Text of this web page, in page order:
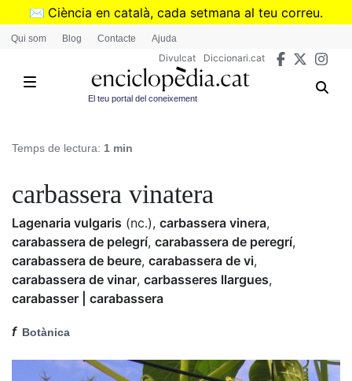
Vés
✉️ Ciència en català, cada setmana al teu correu.
➜Subscriu-te al butlletí de Divulcat
Qui som Blog Contacte Ajuda
Divulcat Diccionari.cat
El teu portal del coneixement
Temps de lectura: 1 min
carbassera vinatera
Lagenaria vulgaris (nc.), carbassera vinera,
carabassera de pelegrí, carabassera de peregrí,
carabassera de beure, carabassera de vi,
carabassera de vinar, carbasseres llargues,
carabasser | carabassera
f Botànica